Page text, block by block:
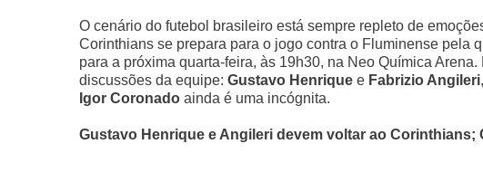
O cenário do futebol brasileiro está sempre repleto de
Corinthians se prepara para o jogo contra o Fluminense pela
para a próxima quarta-feira, às 19h30, na Neo Química
discussões da equipe: Gustavo Henrique e Fabrizio Angileri
Igor Coronado ainda é uma incógnita.
Gustavo Henrique e Angileri devem voltar ao